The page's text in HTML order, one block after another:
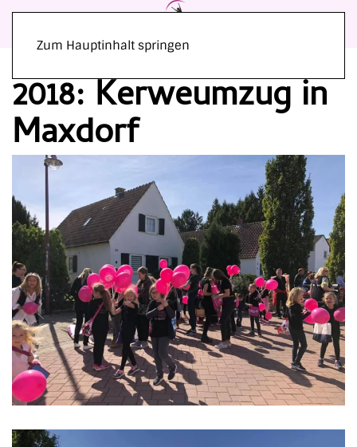
Zum Hauptinhalt springen
2018: Kerweumzug in
Maxdorf